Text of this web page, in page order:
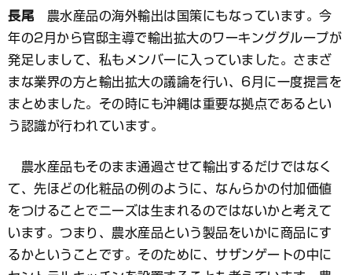
長尾 農水産品の海外輸出は国策にもなっています。今
年の2月から官邸主導で輸出拡大のワーキンググループが
発足しまして、私もメンバーに入っていました。さまざ
まな業界の方と輸出拡大の議論を行い、6月に一度提言を
まとめました。その時にも沖縄は重要な拠点であるとい
う認識が行われています。
農水産品もそのまま通過させて輸出するだけではなく
て、先ほどの化粧品の例のように、なんらかの付加価値
をつけることでニーズは生まれるのではないかと考えて
います。つまり、農水産品という製品をいかに商品にす
るかということです。そのために、サザンゲートの中に